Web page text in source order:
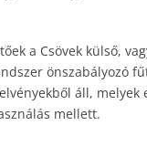
a Csövek külső,
önszabályozó
áll,
mellett.